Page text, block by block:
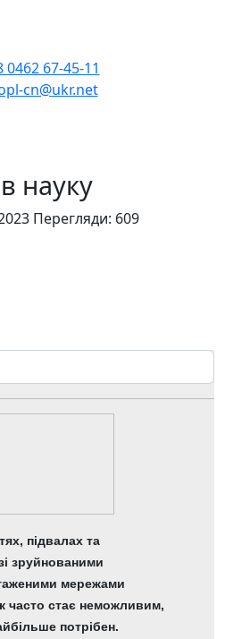
0462 67-45-11
cn@ukr.net
науку
Перегляди: 609
НАУКОВО-ПРАКТИЧНА
Магія STEM - коли Наука
підвалах та
зруйнованими
мережами
часто стає неможливим,
потрібен.